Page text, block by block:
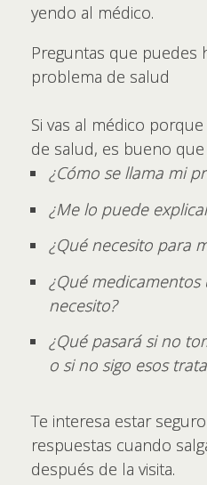
yendo al médico.
Preguntas que puedes
problema de salud
Si vas al médico
de salud, es bueno
¿Cómo se llama mi
¿Me lo puede
¿Qué necesito para
¿Qué
necesito?
¿Qué pasará si no
o si no sigo esos
Te interesa estar
respuestas cuando
después de la visita.